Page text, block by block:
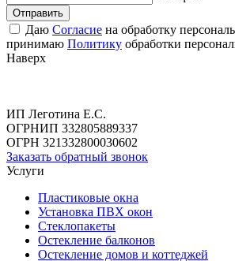
Отправить
Даю Согласие на обработку
принимаю Политику обработки
Наверх
ИП Леготина Е.С.
ОГРНИП 332805889337
ОГРН 321332800030602
Заказать обратный звонок
Услуги
Пластиковые окна
Установка ПВХ окон
Стеклопакеты
Остекление балконов
Остекление домов и коттеджей